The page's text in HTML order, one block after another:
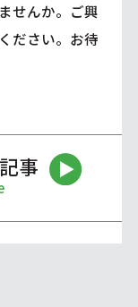
せんか。ご興
ださい。お待
事